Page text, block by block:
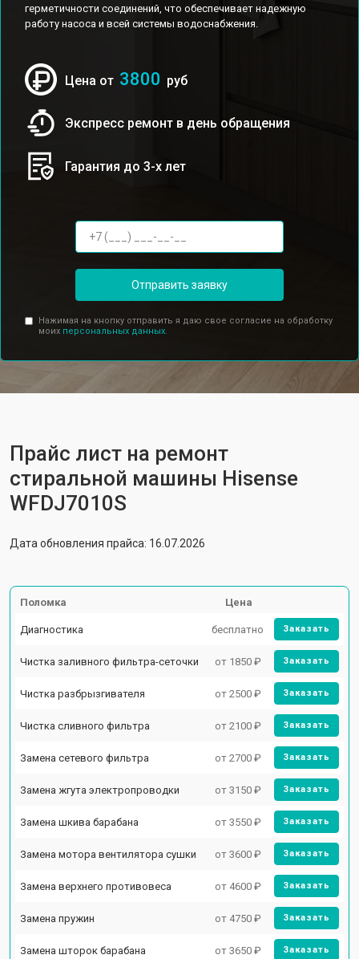
герметичности соединений, что обеспечивает надежную
работу насоса и всей системы водоснабжения.
Цена от 3800 руб
Экспресс ремонт в день обращения
Гарантия до 3-х лет
Отправить заявку
Нажимая на кнопку отправить я даю свое согласие на обработку
моих персональных данных.
Прайс лист на ремонт
стиральной машины Hisense
WFDJ7010S
Дата обновления прайса: 16.07.2026
Поломка Цена
Диагностика бесплатно Заказать
Чистка заливного фильтра-сеточки от 1850 ₽ Заказать
Чистка разбрызгивателя от 2500 ₽ Заказать
Чистка сливного фильтра от 2100 ₽ Заказать
Замена сетевого фильтра от 2700 ₽ Заказать
Замена жгута электропроводки от 3150 ₽ Заказать
Замена шкива барабана от 3550 ₽ Заказать
Замена мотора вентилятора сушки от 3600 ₽ Заказать
Замена верхнего противовеса от 4600 ₽ Заказать
Замена пружин от 4750 ₽ Заказать
Замена шторок барабана от 3650 ₽ Заказать